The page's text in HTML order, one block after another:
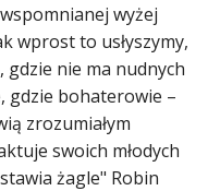
wyżej
wprost to usłyszymy,
nie ma nudnych
gdzie bohaterowie –
zrozumiałym
swoich młodych
żagle" Robin